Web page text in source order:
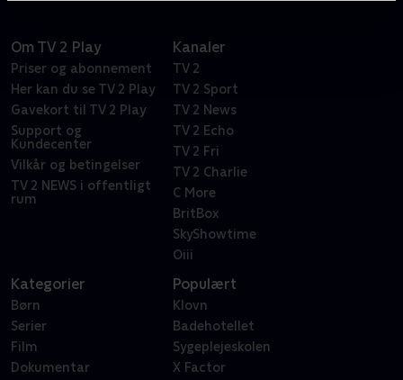
Om TV 2 Play
Priser og abonnement
Her kan du se TV 2 Play
Gavekort til TV 2 Play
Support og
Kundecenter
Vilkår og betingelser
TV 2 NEWS i offentligt
rum
Kanaler
TV 2
TV 2 Sport
TV 2 News
TV 2 Echo
TV 2 Fri
TV 2 Charlie
C More
BritBox
SkyShowtime
Oiii
Kategorier
Børn
Serier
Film
Dokumentar
Populært
Klovn
Badehotellet
Sygeplejeskolen
X Factor